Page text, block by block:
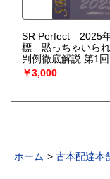
SR Perfect 2025
標 黙っちゃいら
判例徹底解説 第1回
￥3,000
ホーム 古本配達本